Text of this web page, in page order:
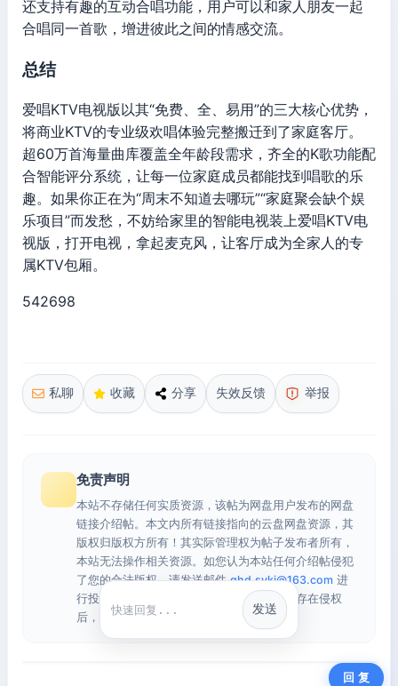
还支持有趣的互动合唱功能，用户可以和家人朋友一起
合唱同一首歌，增进彼此之间的情感交流。
总结
爱唱KTV电视版以其“免费、全、易用”的三大核心优势，
将商业KTV的专业级欢唱体验完整搬迁到了家庭客厅。
超60万首海量曲库覆盖全年龄段需求，齐全的K歌功能配
合智能评分系统，让每一位家庭成员都能找到唱歌的乐
趣。如果你正在为“周末不知道去哪玩”“家庭聚会缺个娱
乐项目”而发愁，不妨给家里的智能电视装上爱唱KTV电
视版，打开电视，拿起麦克风，让客厅成为全家人的专
属KTV包厢。
542698
私聊 收藏 分享 失效反馈 举报
免责声明
本站不存储任何实质资源，该帖为网盘用户发布的网盘
链接介绍帖。本文内所有链接指向的云盘网盘资源，其
版权归版权方所有！其实际管理权为帖子发布者所有，
本站无法操作相关资源。如您认为本站任何介绍帖侵犯
了您的合法版权，请发送邮件qhd.sykj@163.com 进
行投诉，我们将在确认本文链接指向的资源存在侵权
后，立即删除相关介绍帖子！
快捷回复
发送
回 复